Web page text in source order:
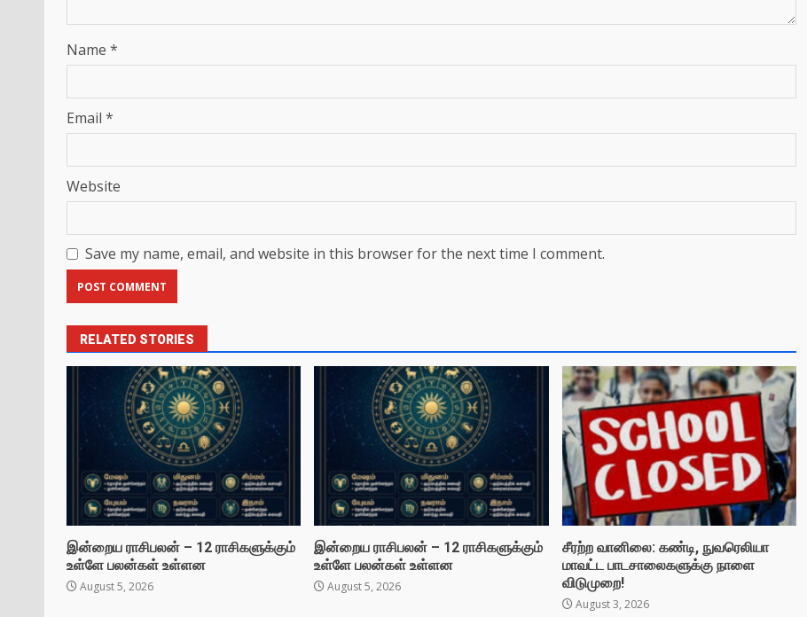
Name *
Email *
Website
Save my name, email, and website in this browser for the next time I comment.
RELATED STORIES
இன்றைய ராசிபலன் – 12 ராசிகளுக்கும்
உள்ளே பலன்கள் உள்ளன
August 5, 2026
இன்றைய ராசிபலன் – 12 ராசிகளுக்கும்
உள்ளே பலன்கள் உள்ளன
August 5, 2026
சீரற்ற வானிலை: கண்டி, நுவரெலியா
மாவட்ட பாடசாலைகளுக்கு நாளை
விடுமுறை!
August 3, 2026